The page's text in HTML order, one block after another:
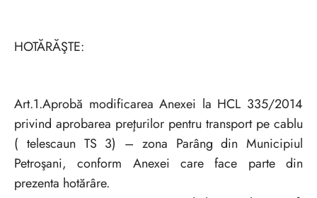
HOTĂRĂŞTE:
Art.1.Aprobă modificarea Anexei la HCL 335/2014
privind aprobarea preţurilor pentru transport pe cablu
( telescaun TS 3) – zona Parâng din Municipiul
Petroşani, conform Anexei care face parte din
prezenta hotărâre.